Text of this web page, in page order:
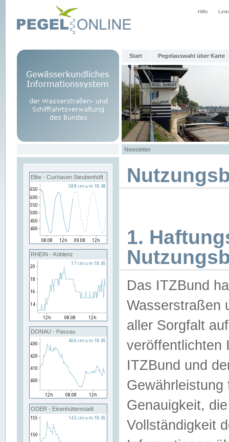
Hilfe
Start Pegelauswahl über Karte
Newsletter
Elbe - Cuxhaven Steubenhöft
RHEIN - Koblenz
DONAU - Passau
ODER - Eisenhüttenstadt
1.
Das ITZBund
Wasserstraßen
aller Sorgfalt
veröffentlichten
ITZBund und
Genauigkeit,
Vollständigkeit